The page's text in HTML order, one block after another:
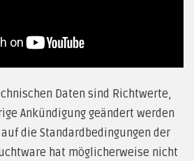
Daten sind Richtwerte,
Ankündigung geändert werden
die Standardbedingungen der
hat möglicherweise nicht